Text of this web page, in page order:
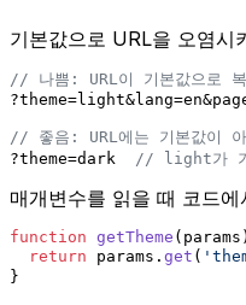
기본값으로 URL을 오염시
// 나쁨: URL이 기본값으로 복
// 좋음: URL에는 기본값이
?theme=dark
// light가 기
매개변수를 읽을 때 코드
function getTheme ( params
return params. get (
}